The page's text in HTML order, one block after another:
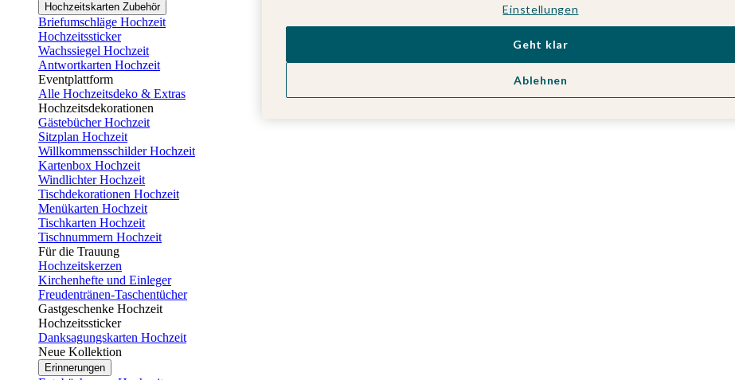
Hochzeitskarten Zubehör
Briefumschläge Hochzeit
Hochzeitssticker
Wachssiegel Hochzeit
Antwortkarten Hochzeit
Eventplattform
Alle Hochzeitsdeko & Extras
Hochzeitsdekorationen
Gästebücher Hochzeit
Sitzplan Hochzeit
Willkommensschilder Hochzeit
Kartenbox Hochzeit
Windlichter Hochzeit
Tischdekorationen Hochzeit
Menükarten Hochzeit
Tischkarten Hochzeit
Tischnummern Hochzeit
Für die Trauung
Hochzeitskerzen
Kirchenhefte und Einleger
Freudentränen-Taschentücher
Gastgeschenke Hochzeit
Hochzeitssticker
Danksagungskarten Hochzeit
Neue Kollektion
Erinnerungen
Einstellungen
Ablehnen
Geht klar